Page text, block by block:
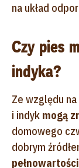
na układ
Czy pies
indyka?
Ze względu
i indyk mogą
domowego
dobrym